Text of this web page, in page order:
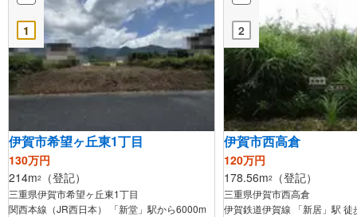
1
伊賀市希望ヶ丘東1丁目
130万円
214m2 （登記）
三重県伊賀市希望ヶ丘東1丁目
関西本線（JR西日本） 「新堂」駅から6000m
2
伊賀市西高倉
120万円
178.56m2 （登記）
三重県伊賀市西高倉
伊賀鉄道伊賀線 「新居」駅 徒